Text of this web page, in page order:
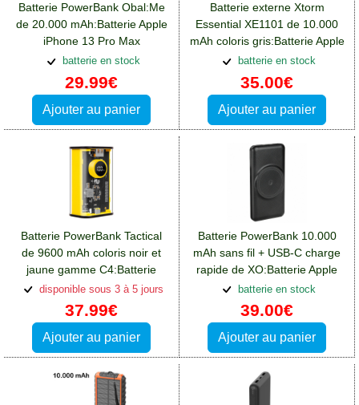
Batterie PowerBank Obal:Me
de 20.000 mAh:Batterie Apple
iPhone 13 Pro Max
batterie en stock
29.99€
Ajouter au panier
Batterie externe Xtorm
Essential XE1101 de 10.000
mAh coloris gris:Batterie Apple
iPhone 13 Pro Max
batterie en stock
35.00€
Ajouter au panier
Batterie PowerBank Tactical
de 9600 mAh coloris noir et
jaune gamme C4:Batterie
Apple iPhone 13 Pro Max
disponible sous 3 à 5 jours
37.99€
Ajouter au panier
Batterie PowerBank 10.000
mAh sans fil + USB-C charge
rapide de XO:Batterie Apple
iPhone 13 Pro Max
batterie en stock
39.00€
Ajouter au panier